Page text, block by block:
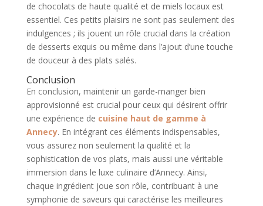
de chocolats de haute qualité et de miels locaux est
essentiel. Ces petits plaisirs ne sont pas seulement des
indulgences ; ils jouent un rôle crucial dans la création
de desserts exquis ou même dans l’ajout d’une touche
de douceur à des plats salés.
Conclusion
En conclusion, maintenir un garde-manger bien
approvisionné est crucial pour ceux qui désirent offrir
une expérience de cuisine haut de gamme à
Annecy. En intégrant ces éléments indispensables,
vous assurez non seulement la qualité et la
sophistication de vos plats, mais aussi une véritable
immersion dans le luxe culinaire d’Annecy. Ainsi,
chaque ingrédient joue son rôle, contribuant à une
symphonie de saveurs qui caractérise les meilleures